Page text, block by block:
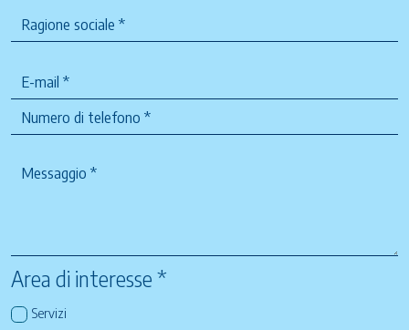
Area di interesse *
Servizi